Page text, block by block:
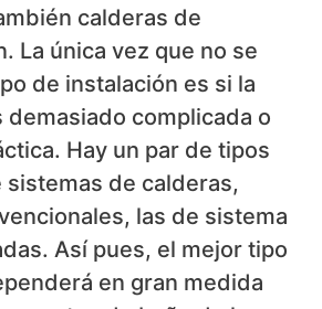
calderas de
La única vez que no se
de instalación es si la
demasiado complicada o
Hay un par de tipos
de calderas,
las de sistema
Así pues, el mejor tipo
en gran medida